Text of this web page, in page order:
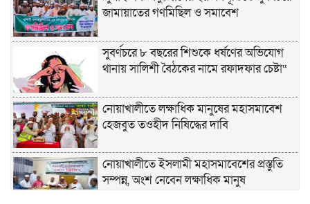
জামায়াতের গণমিছিল ও সমাবেশ
সুবর্ণচরে ৮ বছরের শিশুকে ধর্ষণের অভিযোগ
থানায় সালিশী বৈঠকের নামে রফাদফার চেষ্টা“
নোয়াখালীতে লক্ষাধিক মানুষের মহাসমাবেশ
হেজবুত তওহীদ নিষিদ্ধের দাবি
নোয়াখালীতে ইসলামী মহাসমাবেশের প্রস্তুতি
সম্পন্ন, অংশ নেবেন লক্ষাধিক মানুষ